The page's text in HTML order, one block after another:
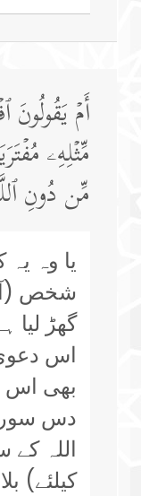
أَمۡ یَقُولُونَ
مِّثۡلِهِۦ
مِّن دُونِ
یا وہ
شخص
گھڑ لیا
اس
بھی
دس
اللہ
کیلئے)